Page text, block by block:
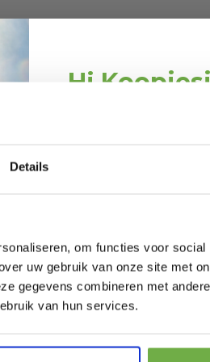
Details
om functies voor social
uw gebruik van onze site met
gegevens combineren met
van hun services.
2 X -
- 13 x 122 x
Auronic
– 50 x
€ 12,69
-
Hi
Bij 2dekansje.com
Laat ons weten